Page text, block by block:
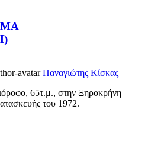
Παναγιώτης Κίσκας
65τ.μ., στην Ξηροκρήνη
του 1972.